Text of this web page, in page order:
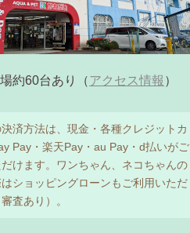
約60台あり（アクセス情報 ）
済方法は、現金・各種クレジットカ
Pay・楽天Pay・au Pay・d払いがご
けます。ワンちゃん、ネコちゃんの
ショッピングローンもご利用いただ
査あり）。